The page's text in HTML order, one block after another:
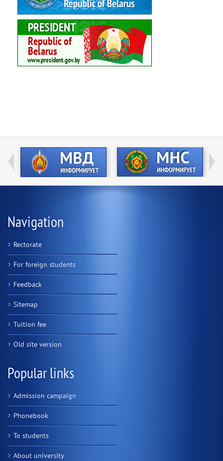
Navigation
Rectorate
For foreign students
Feedback
Sitemap
Tuition fee
Old site version
Popular links
Admission campaign
Phonebook
To students
About university